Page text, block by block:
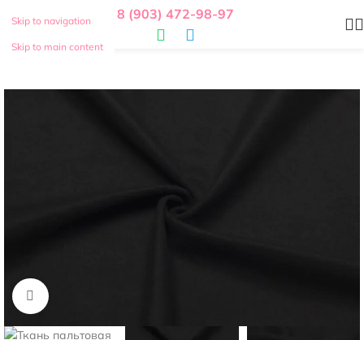
Skip to navigation
Skip to main content
8 (903) 472-98-97
Нажмите, чтобы увеличить